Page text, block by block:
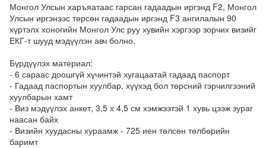
Монгол Улсын харъяатаас гарсан гадаадын иргэнд F2, Монгол
Улсын иргэнээс төрсөн гадаадын иргэнд F3 ангилалын 90
хүртэлх хоногийн Монгол Улс руу хувийн хэргээр зорчих визийг
ЕКГ-т шууд мэдүүлэн авч болно.
Бүрдүүлэх материал:
- 6 сараас доошгүй хүчинтэй хугацаатай гадаад паспорт
- Гадаад паспортын хуулбар, хүүхэд бол төрсний гэрчилгээний
хуулбарын хамт
- Виз мэдүүлэх анкет, 3,5 х 4,5 см хэмжээтэй 1 хувь цээж зураг
наасан байх
- Визийн хуудасны хураамж - 725 иен төлсөн төлбөрийн
баримт